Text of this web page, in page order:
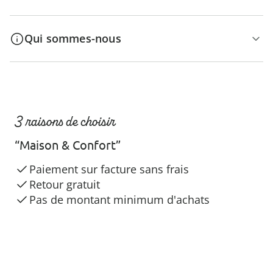
Qui sommes-nous
3 raisons de choisir
“Maison & Confort”
Paiement sur facture sans frais
Retour gratuit
Pas de montant minimum d'achats